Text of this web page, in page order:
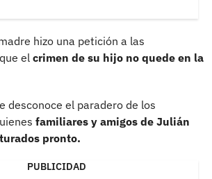
hizo una petición a las
elcrimen de su hijo no quede en la
desconoce el paradero de los
familiares y amigos de Julián
pronto.
PUBLICIDAD